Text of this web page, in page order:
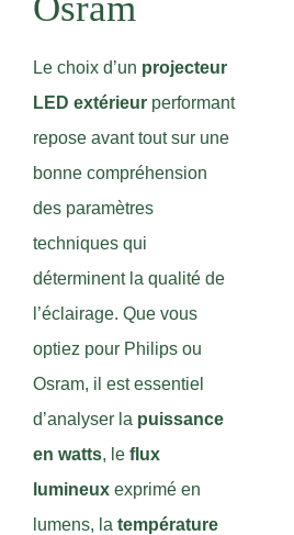
Le choix d’un projecteur
LED extérieur performant
repose avant tout sur une
bonne compréhension
des paramètres
techniques qui
déterminent la qualité de
l’éclairage. Que vous
optiez pour Philips ou
Osram, il est essentiel
d’analyser la puissance
en watts, le flux
lumineux exprimé en
lumens, la température